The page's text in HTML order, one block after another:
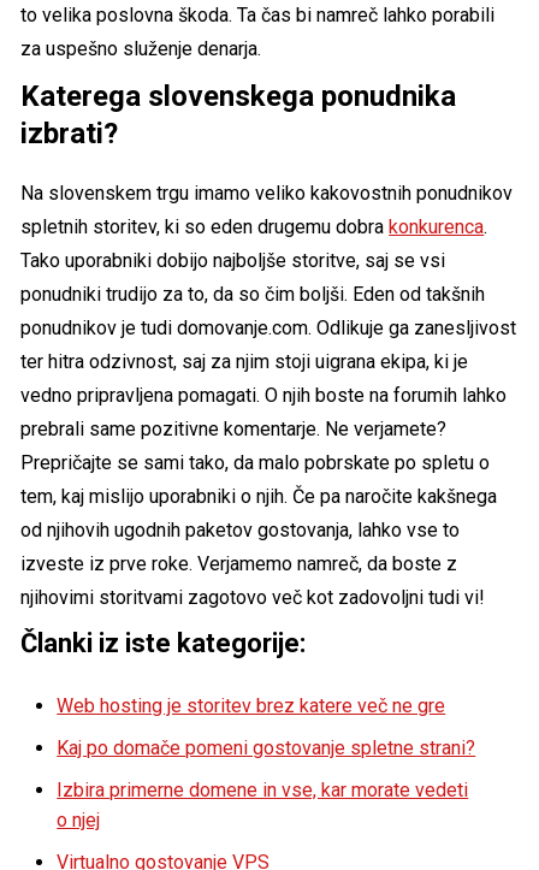
to velika poslovna škoda. Ta čas bi namreč lahko porabili
za uspešno služenje denarja.
Katerega slovenskega ponudnika
izbrati?
Na slovenskem trgu imamo veliko kakovostnih ponudnikov
spletnih storitev, ki so eden drugemu dobrakonkurenca.
Tako uporabniki dobijo najboljše storitve, saj se vsi
ponudniki trudijo za to, da so čim boljši. Eden od takšnih
ponudnikov je tudi domovanje.com. Odlikuje ga zanesljivost
ter hitra odzivnost, saj za njim stoji uigrana ekipa, ki je
vedno pripravljena pomagati. O njih boste na forumih lahko
prebrali same pozitivne komentarje. Ne verjamete?
Prepričajte se sami tako, da malo pobrskate po spletu o
tem, kaj mislijo uporabniki o njih. Če pa naročite kakšnega
od njihovih ugodnih paketov gostovanja, lahko vse to
izveste iz prve roke. Verjamemo namreč, da boste z
njihovimi storitvami zagotovo več kot zadovoljni tudi vi!
Članki iz iste kategorije:
Web hosting je storitev brez katere več ne gre
Kaj po domače pomeni gostovanje spletne strani?
Izbira primerne domene in vse, kar morate vedeti
o njej
Virtualno gostovanje VPS